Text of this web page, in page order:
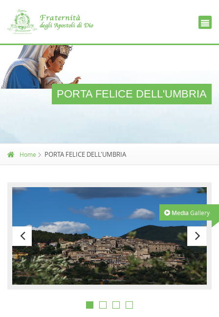
PORTA FELICE DELL'UMBRIA
Home PORTA FELICE DELL'UMBRIA
Media Gallery